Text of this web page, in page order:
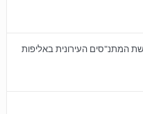
המתנ"סים העירונית באליפות